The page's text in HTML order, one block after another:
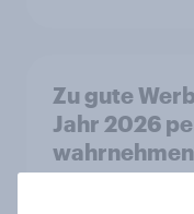
Zu gute
Jahr 2026
wahrnehmen